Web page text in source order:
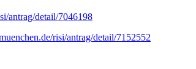
antrag/detail/7046198
risi/antrag/detail/7152552